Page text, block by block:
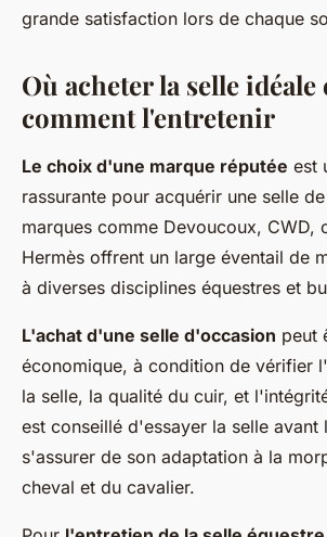
grande satisfaction lors de chaque
Où acheter la selle idéale
comment l'entretenir
Le choix d'une marque réputée est
rassurante pour acquérir une selle
marques comme Devoucoux, CWD,
Hermès offrent un large éventail de
à diverses disciplines équestres et
L'achat d'une selle d'occasion peut
économique, à condition de vérifier
la selle, la qualité du cuir, et
est conseillé d'essayer la selle avant
s'assurer de son adaptation à la
cheval et du cavalier.